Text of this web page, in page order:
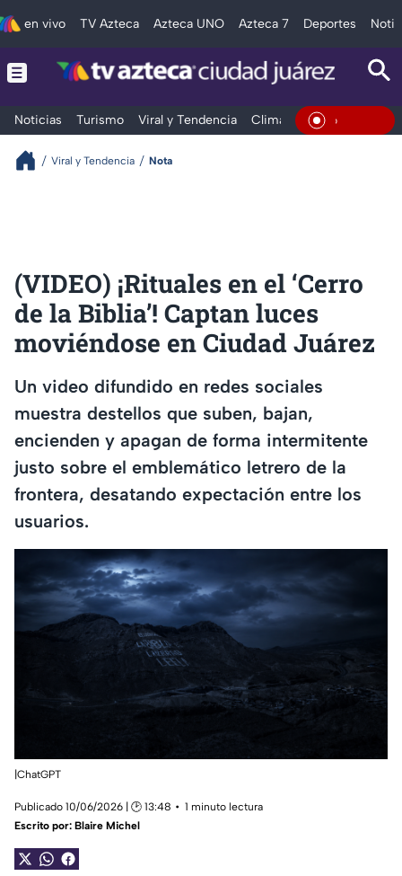
en vivo TV Azteca Azteca UNO Azteca 7 Deportes
Noticias Turismo Viral y Tendencia Clima Deportes En Vivo
Viral y Tendencia Nota
(VIDEO) ¡Rituales en el ‘Cerro
de la Biblia’! Captan luces
moviéndose en Ciudad Juárez
Un video difundido en redes sociales
muestra destellos que suben, bajan,
encienden y apagan de forma intermitente
justo sobre el emblemático letrero de la
frontera, desatando expectación entre los
usuarios.
|ChatGPT
Publicado 10/06/2026 | 🕑 13:48
1 minuto lectura
Escrito por: Blaire Michel